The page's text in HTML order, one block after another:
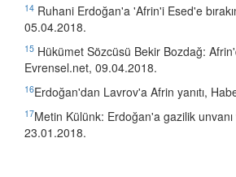
14 Ruhani Erdoğan'a 'Afrin'i Esed'e
05.04.2018.
15 Hükümet Sözcüsü Bekir Bozdağ:
Evrensel.net, 09.04.2018.
16Erdoğan'dan Lavrov'a Afrin yanıtı,
17Metin Külünk: Erdoğan'a gazilik
23.01.2018.